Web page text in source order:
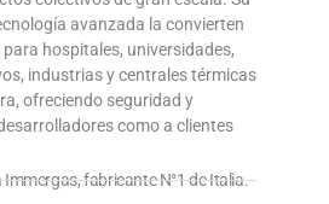
avanzada la convierten
hospitales, universidades,
industrias y centrales térmicas
ofreciendo seguridad y
como a clientes
fabricante N°1 de Italia.